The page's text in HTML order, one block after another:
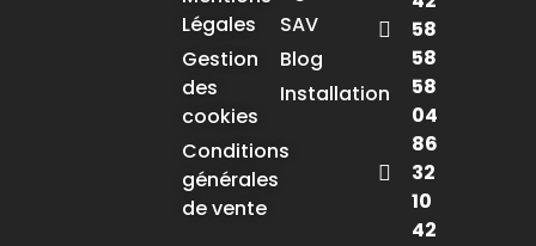
Légales
Gestion
des
cookies
Conditions
générales
de vente
SAV
Blog
Installation
58
58
58
04
86
32
10
42